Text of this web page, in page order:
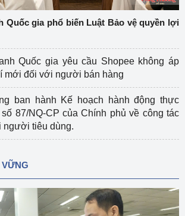
Quốc gia phổ biến Luật Bảo vệ quyền lợi
Quốc gia yêu cầu Shopee không áp
mới đối với người bán hàng
ban hành Kế hoạch hành động thực
87/NQ-CP của Chính phủ về công tác
người tiêu dùng.